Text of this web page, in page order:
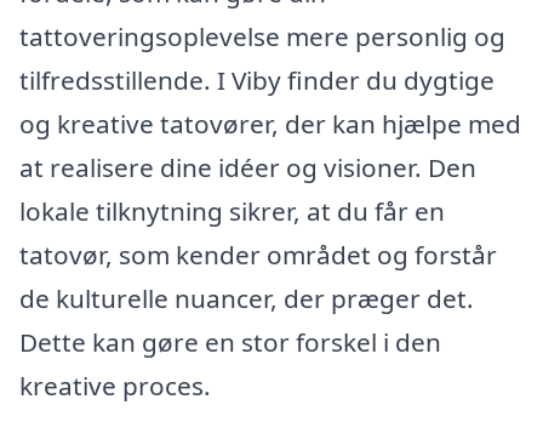
tattoveringsoplevelse mere personlig og
tilfredsstillende. I Viby finder du dygtige
og kreative tatovører, der kan hjælpe med
at realisere dine idéer og visioner. Den
lokale tilknytning sikrer, at du får en
tatovør, som kender området og forstår
de kulturelle nuancer, der præger det.
Dette kan gøre en stor forskel i den
kreative proces.